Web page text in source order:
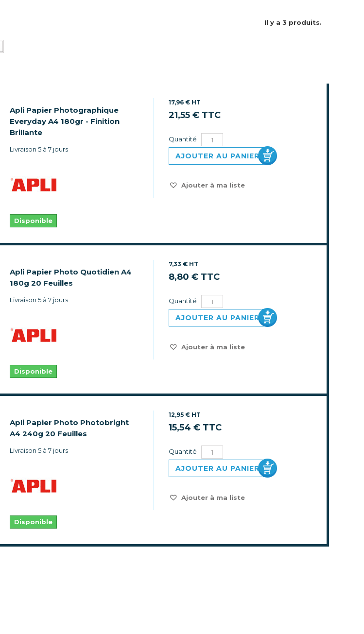
Il y a 3 produits.
Apli Papier Photographique
Everyday A4 180gr - Finition
Brillante
Livraison 5 à 7 jours
Disponible
17,96 € HT
21,55 € TTC
Quantité :
AJOUTER AU PANIER
Ajouter à ma liste
Apli Papier Photo Quotidien A4
180g 20 Feuilles
Livraison 5 à 7 jours
Disponible
7,33 € HT
8,80 € TTC
Quantité :
AJOUTER AU PANIER
Ajouter à ma liste
Apli Papier Photo Photobright
A4 240g 20 Feuilles
Livraison 5 à 7 jours
Disponible
12,95 € HT
15,54 € TTC
Quantité :
AJOUTER AU PANIER
Ajouter à ma liste